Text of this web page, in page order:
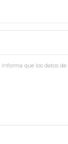
informa que los datos